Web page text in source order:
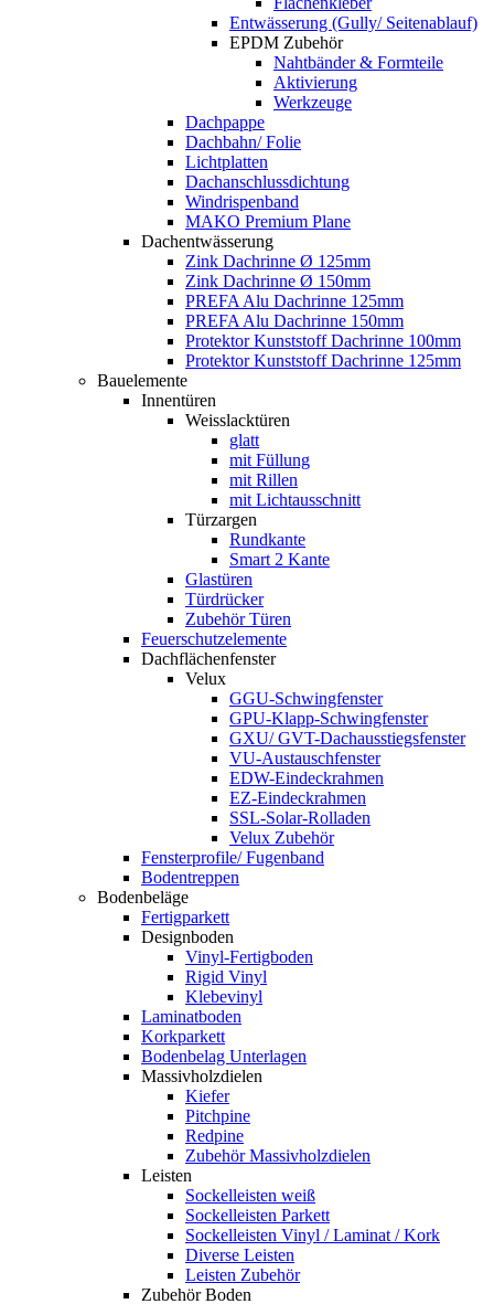
Entwässerung (Gully/ Seitenablauf)
EPDM Zubehör
Nahtbänder & Formteile
Aktivierung
Werkzeuge
Dachpappe
Dachbahn/ Folie
Lichtplatten
Dachanschlussdichtung
Windrispenband
MAKO Premium Plane
Dachentwässerung
Zink Dachrinne Ø 125mm
Zink Dachrinne Ø 150mm
PREFA Alu Dachrinne 125mm
PREFA Alu Dachrinne 150mm
Protektor Kunststoff Dachrinne 100mm
Protektor Kunststoff Dachrinne 125mm
Bauelemente
Innentüren
Weisslacktüren
glatt
mit Füllung
mit Rillen
mit Lichtausschnitt
Türzargen
Rundkante
Smart 2 Kante
Glastüren
Türdrücker
Zubehör Türen
Feuerschutzelemente
Dachflächenfenster
Velux
GGU-Schwingfenster
GPU-Klapp-Schwingfenster
GXU/ GVT-Dachausstiegsfenster
VU-Austauschfenster
EDW-Eindeckrahmen
EZ-Eindeckrahmen
SSL-Solar-Rolladen
Velux Zubehör
Fensterprofile/ Fugenband
Bodentreppen
Bodenbeläge
Fertigparkett
Designboden
Vinyl-Fertigboden
Rigid Vinyl
Klebevinyl
Laminatboden
Korkparkett
Bodenbelag Unterlagen
Massivholzdielen
Kiefer
Pitchpine
Redpine
Zubehör Massivholzdielen
Leisten
Sockelleisten weiß
Sockelleisten Parkett
Sockelleisten Vinyl / Laminat / Kork
Diverse Leisten
Leisten Zubehör
Zubehör Boden